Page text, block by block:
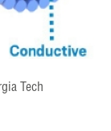
Tech